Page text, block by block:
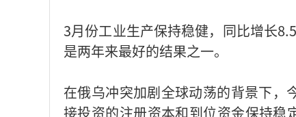
3月份工业生产保持稳健，同比增长
是两年来最好的结果之一。
在俄乌冲突加剧全球动荡的背景下，
接投资的注册资本和到位资金保持稳